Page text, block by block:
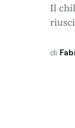
Il
di